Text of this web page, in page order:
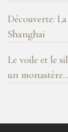
Découverte:
Shanghai
Le voile et le
un monastère...